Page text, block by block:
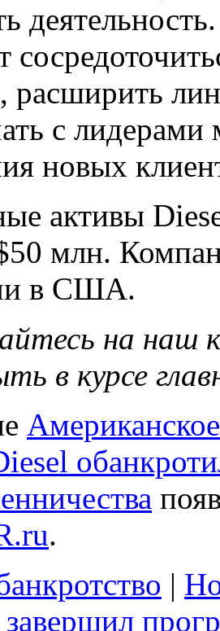
расширить
с лидерами
новых
активы
млн.
в США.
на наш
в курсе
.
|